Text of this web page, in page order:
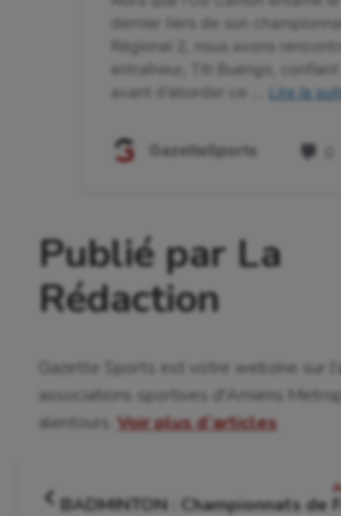
Publié par La
Rédaction
Gazette Sports est votre webzine sur
associations sportives d'Amiens
alentours. Voir plus d’articles
Navigation
Article
BADMINTON : Championnats de